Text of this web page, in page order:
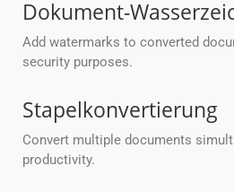
Dokument-
Add watermarks to converted
security purposes.
Stapelkonvertierung
Convert multiple documents
productivity.